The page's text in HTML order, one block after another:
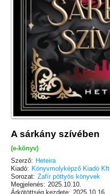
A sárkány szívében
(e-könyv)
Szerző: Heteira
Kiadó: Könyvmolyképző Kiadó Kft.
Sorozat: Zafír pöttyös könyvek
Megjelenés: 2025.10.10.
Árkötöttség kezdete: 2025.10.16.